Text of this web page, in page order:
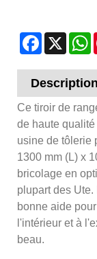
Facebook
X
Ce tiroir de
de haute
usine de tôlerie
1300 mm (L) x
bricolage en
plupart des
bonne aide
l'intérieur et à
beau.